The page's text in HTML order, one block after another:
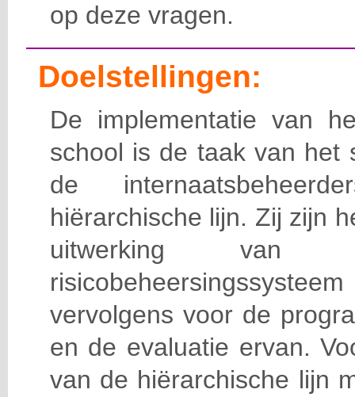
op deze vragen.
Doelstellingen:
De implementatie van
school is de taak van het
de
hiërarchische lijn. Zij zijn
uitwerking van
vervolgens voor de
en de evaluatie ervan.
van de hiërarchische lijn